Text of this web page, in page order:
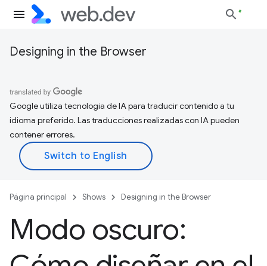
Designing in the Browser
Google utiliza tecnología de IA para traducir contenido a tu
idioma preferido. Las traducciones realizadas con IA pueden
contener errores.
Página principal Shows Designing in the Browser
Modo oscuro: